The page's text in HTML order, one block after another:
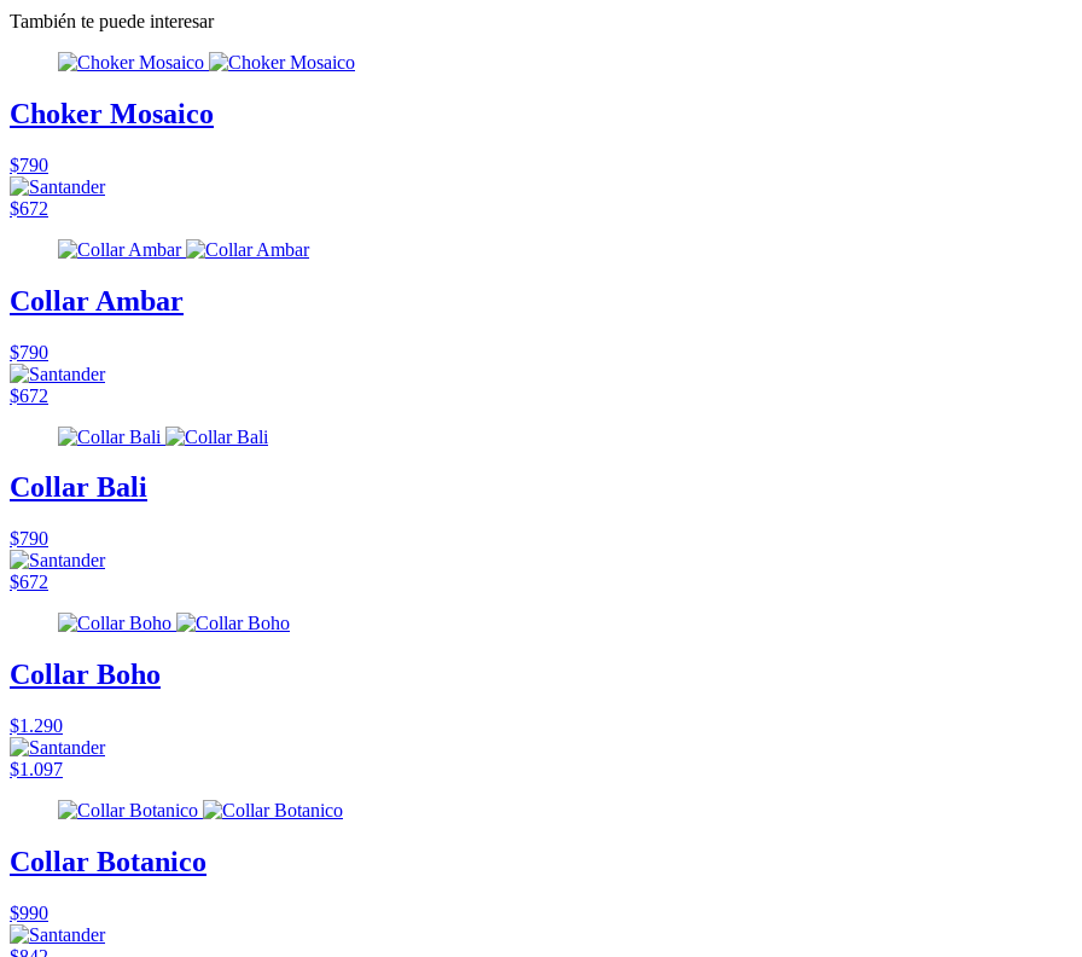
También te puede interesar
Choker Mosaico
$790
$672
Collar Ambar
$790
$672
Collar Bali
$790
$672
Collar Boho
$1.290
$1.097
Collar Botanico
$990